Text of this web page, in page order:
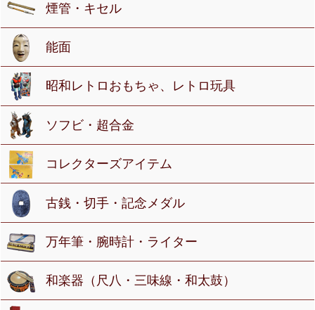
煙管・キセル
能面
昭和レトロおもちゃ、レトロ玩具
ソフビ・超合金
コレクターズアイテム
古銭・切手・記念メダル
万年筆・腕時計・ライター
和楽器（尺八・三味線・和太鼓）